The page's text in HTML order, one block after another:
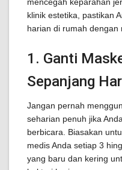
klinik estetika, pastikan
harian di rumah dengan
1. Ganti
Sepanjang
Jangan pernah
seharian penuh jika
berbicara. Biasakan
medis Anda setiap 3
yang baru dan kering